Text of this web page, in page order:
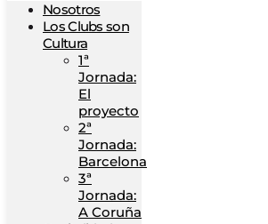
Nosotros
Los Clubs son
Cultura
1ª
Jornada:
El
proyecto
2ª
Jornada:
Barcelona
3ª
Jornada:
A Coruña